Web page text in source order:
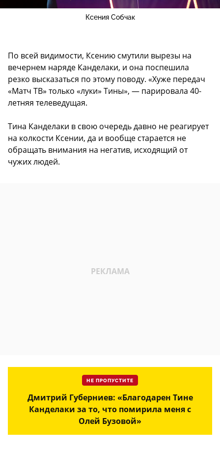
Ксения Собчак
По всей видимости, Ксению смутили вырезы на
вечернем наряде Канделаки, и она поспешила
резко высказаться по этому поводу. «Хуже передач
«Матч ТВ» только «луки» Тины», — парировала 40-
летняя телеведущая.
Тина Канделаки в свою очередь давно не реагирует
на колкости Ксении, да и вообще старается не
обращать внимания на негатив, исходящий от
чужих людей.
НЕ ПРОПУСТИТЕ
Дмитрий Губерниев: «Благодарен Тине
Канделаки за то, что помирила меня с
Олей Бузовой»